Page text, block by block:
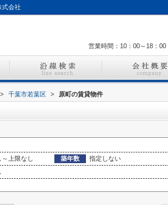
式会社
営業時間：10：00～18：00
> 千葉市若葉区 > 原町の賃貸物件
上限なし 築年数
指定しない